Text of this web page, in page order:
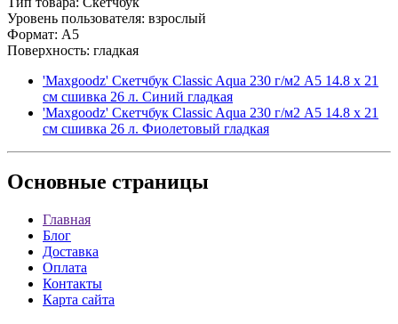
Уровень пользователя: взрослый
Формат: A5
Поверхность: гладкая
'Maxgoodz' Скетчбук Classic Aqua 230 г/м2 A5 14.8 х 21
см сшивка 26 л. Синий гладкая
'Maxgoodz' Скетчбук Classic Aqua 230 г/м2 A5 14.8 х 21
см сшивка 26 л. Фиолетовый гладкая
Основные страницы
Главная
Блог
Доставка
Оплата
Контакты
Карта сайта